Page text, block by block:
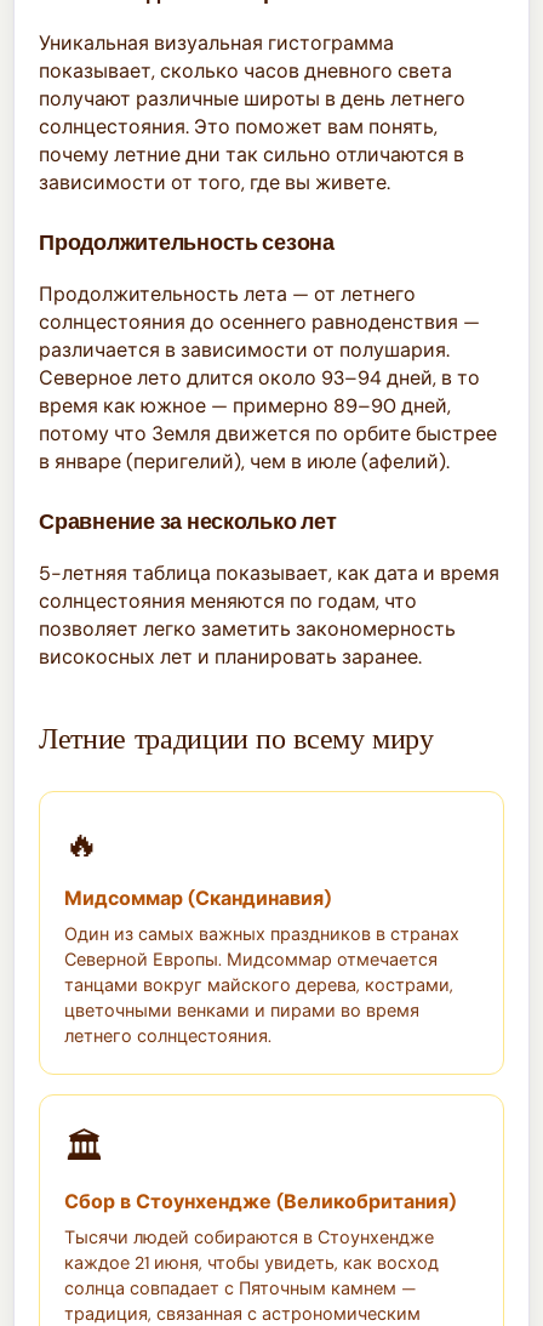
Уникальная визуальная гистограмма
показывает, сколько часов дневного света
получают различные широты в день летнего
солнцестояния. Это поможет вам понять,
почему летние дни так сильно отличаются в
зависимости от того, где вы живете.
Продолжительность сезона
Продолжительность лета — от летнего
солнцестояния до осеннего равноденствия —
различается в зависимости от полушария.
Северное лето длится около 93–94 дней, в то
время как южное — примерно 89–90 дней,
потому что Земля движется по орбите быстрее
в январе (перигелий), чем в июле (афелий).
Сравнение за несколько лет
5-летняя таблица показывает, как дата и время
солнцестояния меняются по годам, что
позволяет легко заметить закономерность
високосных лет и планировать заранее.
Летние традиции по всему миру
🔥
Мидсоммар (Скандинавия)
Один из самых важных праздников в странах
Северной Европы. Мидсоммар отмечается
танцами вокруг майского дерева, кострами,
цветочными венками и пирами во время
летнего солнцестояния.
🏛️
Сбор в Стоунхендже (Великобритания)
Тысячи людей собираются в Стоунхендже
каждое 21 июня, чтобы увидеть, как восход
солнца совпадает с Пяточным камнем —
традиция, связанная с астрономическим